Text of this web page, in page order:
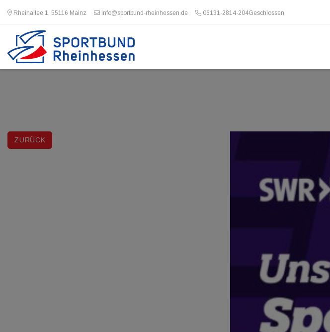
Rheinallee 1, 55116 Mainz info@sportbund-rheinhessen.de 06131-2814-204Geschlossen
ZURÜCK